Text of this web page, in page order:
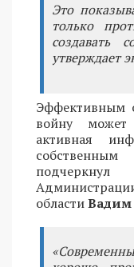
Это
только
создавать
утверждает
Эффективным
войну может
активная
областиВадим